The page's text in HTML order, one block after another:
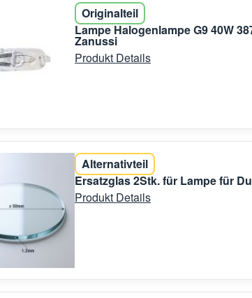
Originalteil
Lampe Halogenlampe G9 40W
Zanussi
Produkt Details
Alternativteil
Ersatzglas 2Stk. für Lampe für
Produkt Details